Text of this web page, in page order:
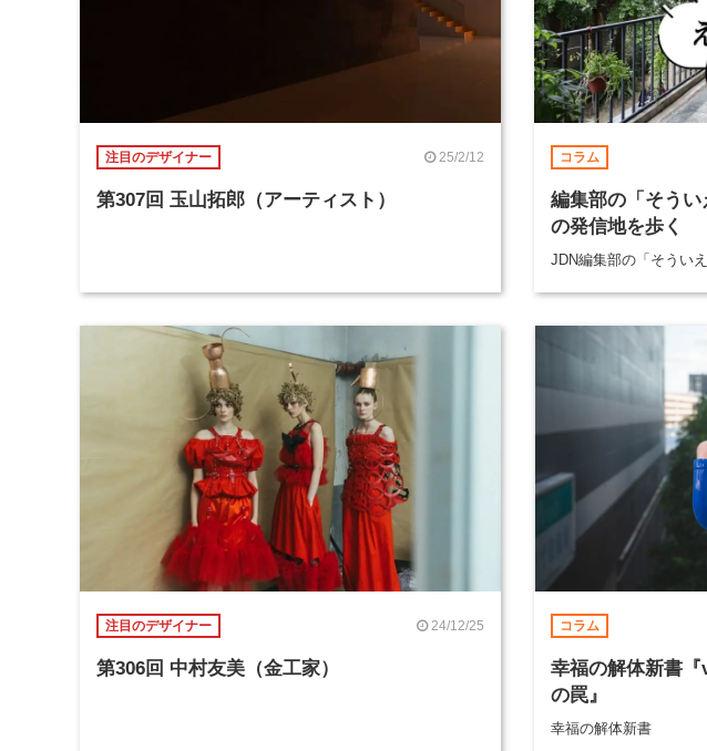
注目のデザイナー 25/2/12
第307回 玉山拓郎（アーティスト）
コラム
編集部の「そう
の発信地を歩く
JDN編集部の「そういえ
注目のデザイナー 24/12/25
第306回 中村友美（金工家）
コラム
幸福の解体新書
の罠』
幸福の解体新書